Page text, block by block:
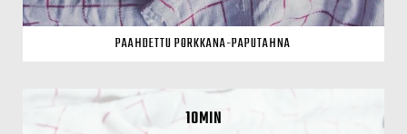
PAAHDETTU PORKKANA-PAPUTAHNA
10MIN